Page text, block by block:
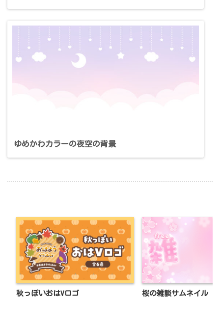
ゆめかわカラーの夜空の背景
秋っぽいおはVロゴ 桜の雑談サムネイル